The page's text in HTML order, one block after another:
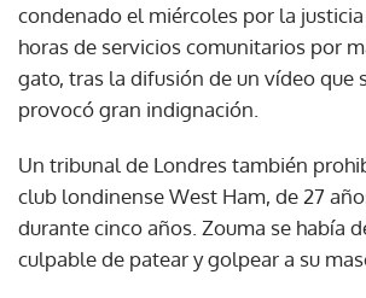
condenado el miércoles por la
horas de servicios comunitarios por
gato, tras la difusión de un vídeo que
provocó gran indignación.
Un tribunal de Londres también
club londinense West Ham, de 27
durante cinco años. Zouma se había
culpable de patear y golpear a su